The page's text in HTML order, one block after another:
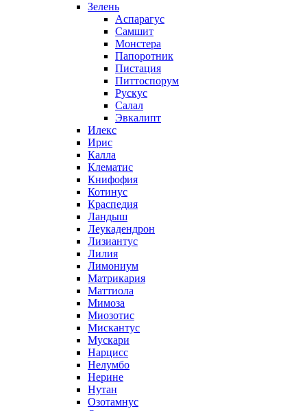
Зелень
Аспарагус
Самшит
Монстера
Папоротник
Пистация
Питтоспорум
Рускус
Салал
Эвкалипт
Илекс
Ирис
Калла
Клематис
Книфофия
Котинус
Краспедия
Ландыш
Леукадендрон
Лизиантус
Лилия
Лимониум
Матрикария
Маттиола
Мимоза
Миозотис
Мискантус
Мускари
Нарцисс
Нелумбо
Нерине
Нутан
Озотамнус